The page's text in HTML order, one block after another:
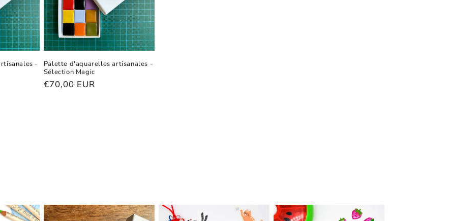
-
Palette d'aquarelles artisanales -
Sélection Magic
Prix
€70,00 EUR